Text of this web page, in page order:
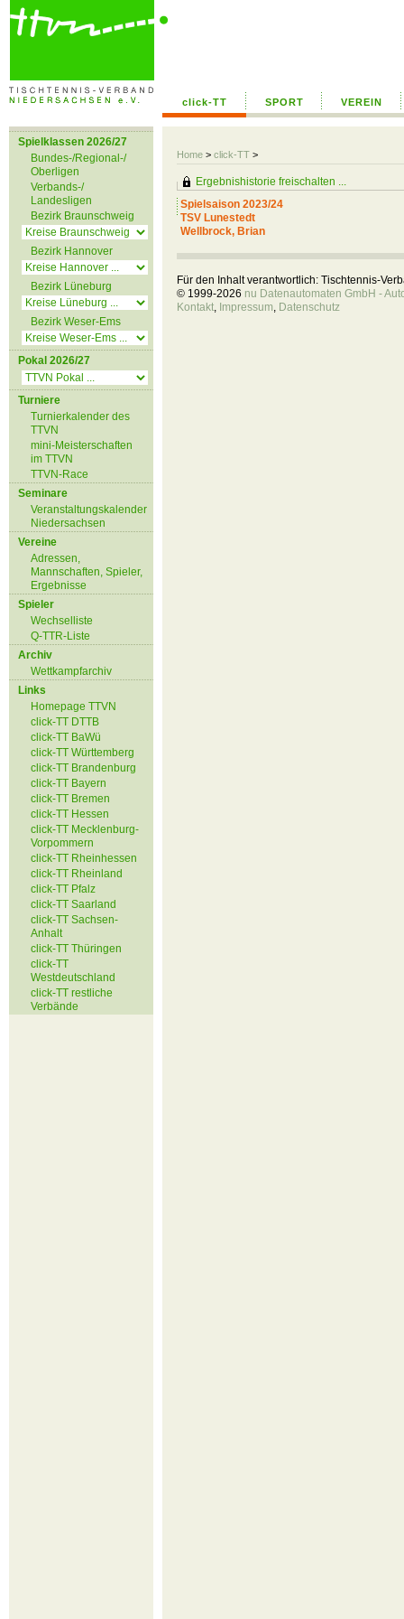
click-TT SPORT VEREIN
Home > click-TT >
Spielklassen 2026/27
Bundes-/Regional-/
Oberligen
Verbands-/
Landesligen
Bezirk Braunschweig
Bezirk Hannover
Bezirk Lüneburg
Bezirk Weser-Ems
Pokal 2026/27
Turniere
Turnierkalender des
TTVN
mini-Meisterschaften
im TTVN
TTVN-Race
Seminare
Veranstaltungskalender
Niedersachsen
Vereine
Adressen,
Mannschaften, Spieler,
Ergebnisse
Spieler
Wechselliste
Q-TTR-Liste
Archiv
Wettkampfarchiv
Links
Homepage TTVN
click-TT DTTB
click-TT BaWü
click-TT Württemberg
click-TT Brandenburg
click-TT Bayern
click-TT Bremen
click-TT Hessen
click-TT Mecklenburg-
Vorpommern
click-TT Rheinhessen
click-TT Rheinland
click-TT Pfalz
click-TT Saarland
click-TT Sachsen-
Anhalt
click-TT Thüringen
click-TT
Westdeutschland
click-TT restliche
Verbände
Ergebnishistorie freischalten ...
Spielsaison 2023/24
TSV Lunestedt
Wellbrock, Brian
Für den Inhalt verantwortlich: Tischtennis-
© 1999-2026 nu Datenautomaten GmbH -
Kontakt, Impressum, Datenschutz